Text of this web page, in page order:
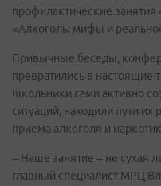
профилактические занятия
«Алкоголь: мифы и
Привычные беседы,
превратились в настоящие
школьники сами активно
ситуаций, находили пути
приема алкоголя и
– Наше занятие – не сухая
главный специалист МРЦ